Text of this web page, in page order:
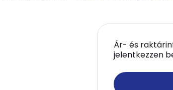
Ár- és
jelentkezzen